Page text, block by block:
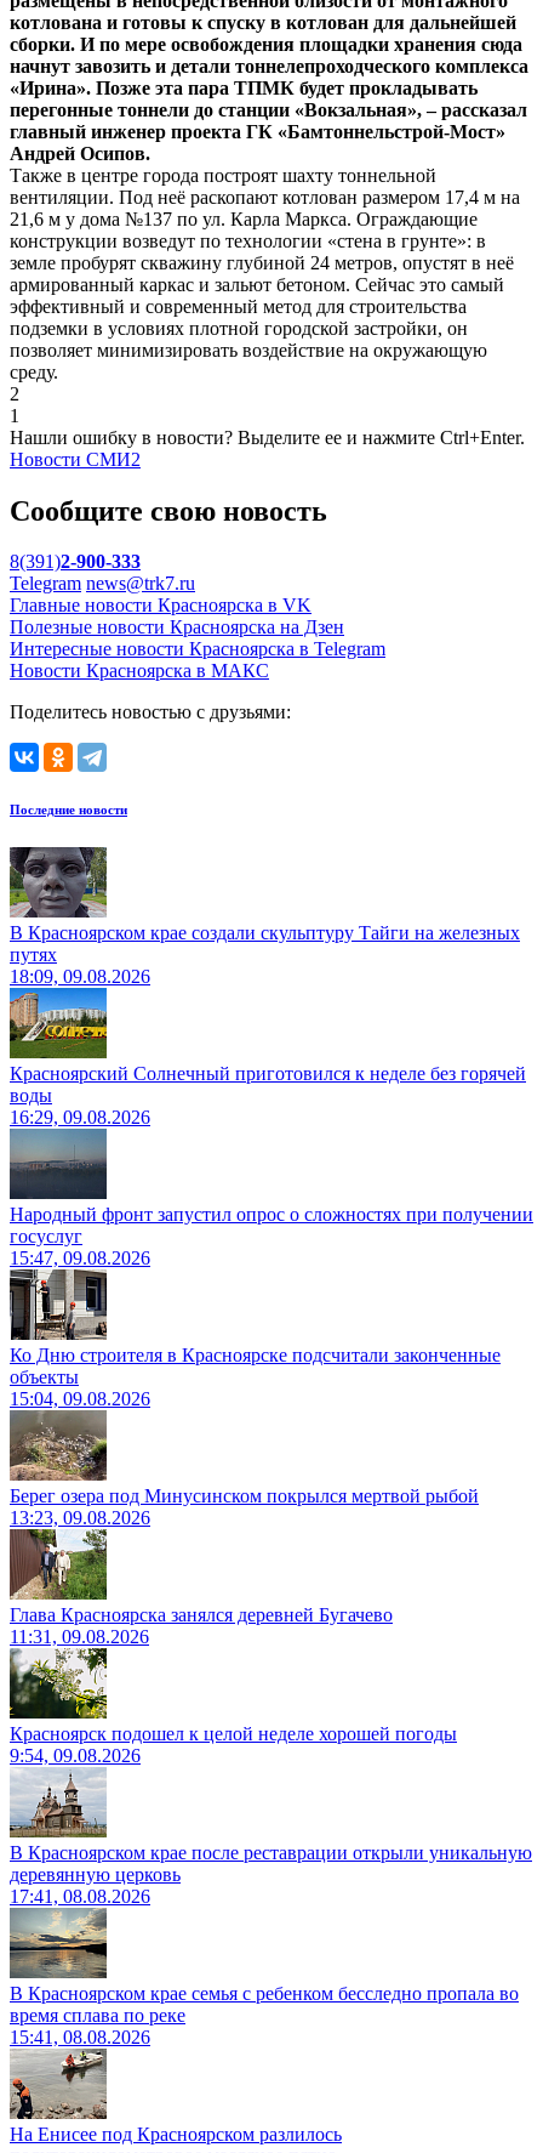
котлована и готовы к спуску в котлован для дальнейшей
сборки. И по мере освобождения площадки хранения сюда
начнут завозить и детали тоннелепроходческого комплекса
«Ирина». Позже эта пара ТПМК будет прокладывать
перегонные тоннели до станции «Вокзальная», – рассказал
главный инженер проекта ГК «Бамтоннельстрой-Мост»
Андрей Осипов.
Также в центре города построят шахту тоннельной
вентиляции. Под неё раскопают котлован размером 17,4 м на
21,6 м у дома №137 по ул. Карла Маркса. Ограждающие
конструкции возведут по технологии «стена в грунте»: в
земле пробурят скважину глубиной 24 метров, опустят в неё
армированный каркас и зальют бетоном. Сейчас это самый
эффективный и современный метод для строительства
подземки в условиях плотной городской застройки, он
позволяет минимизировать воздействие на окружающую
среду.
2
1
Нашли ошибку в новости? Выделите ее и нажмите Ctrl+Enter.
Новости СМИ2
Сообщите свою новость
8(391)2-900-333
Telegram news@trk7.ru
Главные новости Красноярска в VK
Полезные новости Красноярска на Дзен
Интересные новости Красноярска в Telegram
Новости Красноярска в МАКС
Поделитесь новостью с друзьями:
Последние новости
В Красноярском крае создали скульптуру Тайги на железных
путях
18:09, 09.08.2026
Красноярский Солнечный приготовился к неделе без горячей
воды
16:29, 09.08.2026
Народный фронт запустил опрос о сложностях при получении
госуслуг
15:47, 09.08.2026
Ко Дню строителя в Красноярске подсчитали законченные
объекты
15:04, 09.08.2026
Берег озера под Минусинском покрылся мертвой рыбой
13:23, 09.08.2026
Глава Красноярска занялся деревней Бугачево
11:31, 09.08.2026
Красноярск подошел к целой неделе хорошей погоды
9:54, 09.08.2026
В Красноярском крае после реставрации открыли уникальную
деревянную церковь
17:41, 08.08.2026
В Красноярском крае семья с ребенком бесследно пропала во
время сплава по реке
15:41, 08.08.2026
На Енисее под Красноярском разлилось